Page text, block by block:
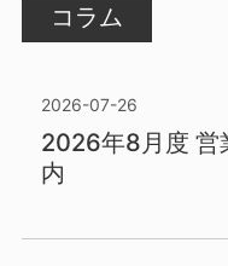
コラム
2026-07-26
2026年8月度 営
内